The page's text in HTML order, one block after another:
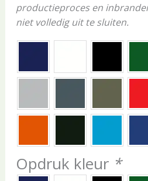
productieproces en
niet volledig uit te sluiten.
Opdruk kleur *